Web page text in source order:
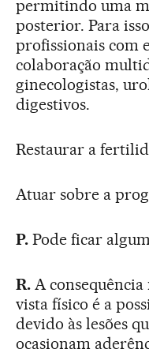
permitindo uma
posterior. Para
profissionais com
colaboração
ginecologistas,
digestivos.
Restaurar a
Atuar sobre a
P.Pode ficar
R.A consequência
vista físico é a
devido às lesões
ocasionam